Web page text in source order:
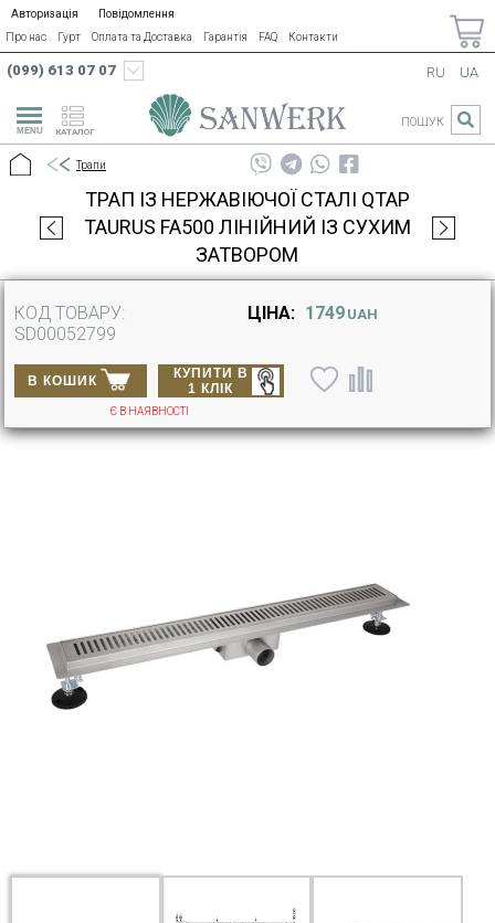
Авторизація
Повідомлення
Про нас
Гурт Оплата та Доставка Гарантія FAQ Контакти
(099) 613 07 07
КАТАЛОГ
RU UA
ПОШУК
Трапи
ТРАП ІЗ НЕРЖАВІЮЧОЇ СТАЛІ QTAP
TAURUS FA500 ЛІНІЙНИЙ ІЗ СУХИМ
ЗАТВОРОМ
КОД ТОВАРУ:
SD00052799
ЦІНА: 1749 UAH
В КОШИК
КУПИТИ В
1 КЛІК
Є В НАЯВНОСТІ